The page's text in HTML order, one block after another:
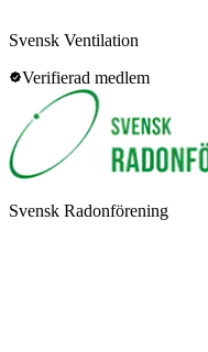
Svensk Ventilation
Verifierad medlem
Svensk Radonförening